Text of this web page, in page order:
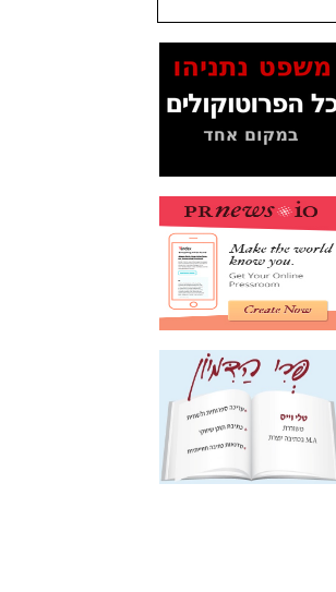
המסמכים בנושא בזק-
Yes (תיק 4000)
מוכיחים "תפירת תיק"
לאיש הלא נכון! -כאן
עובדות ומסמכים
האם ביבי כשר
תקשורת עזר לקב'
בזק? -כאן
מה מקור ה-Fake
News שהביא לתפירת
תיק לביבי והעלמת
החשודים הנכונים -כאן
אחת הרגליים של "תיק
4000 התפור"
התמוטטה היום
בניצחון (כפול) של בזק
-
כאן
איך כתבות מפנקות
הפכו לפתע לטובת